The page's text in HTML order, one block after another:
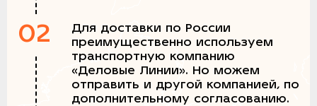
02
Для доставки по России
преимущественно используем
транспортную компанию
«Деловые Линии». Но можем
отправить и другой компанией, по
дополнительному согласованию.